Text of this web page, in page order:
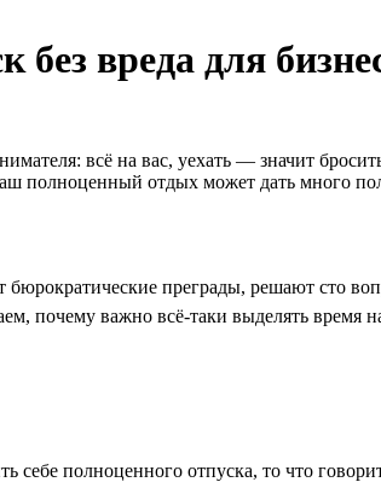
вреда для
всё на вас, уехать — значит
полноценный отдых может дать много
преграды, решают сто
почему важно всё-таки выделять время
полноценного отпуска, то что